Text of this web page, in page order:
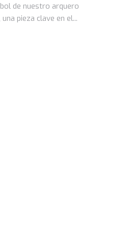
de nuestro arquero
pieza clave en el...